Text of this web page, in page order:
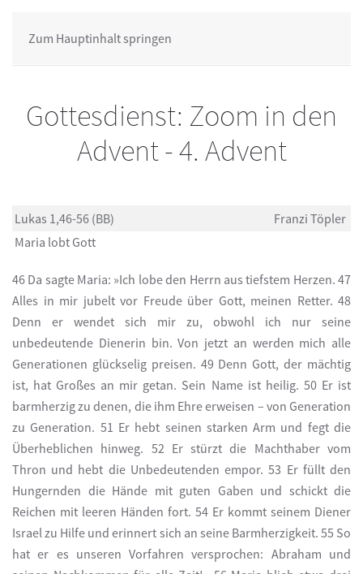
Zum Hauptinhalt springen
Gottesdienst: Zoom in den
Advent - 4. Advent
Lukas 1,46-56 (BB)
Franzi Töpler
Maria lobt Gott
46 Da sagte Maria: »Ich lobe den Herrn aus tiefstem Herzen. 47
Alles in mir jubelt vor Freude über Gott, meinen Retter. 48
Denn er wendet sich mir zu, obwohl ich nur seine
unbedeutende Dienerin bin. Von jetzt an werden mich alle
Generationen glückselig preisen. 49 Denn Gott, der mächtig
ist, hat Großes an mir getan. Sein Name ist heilig. 50 Er ist
barmherzig zu denen, die ihm Ehre erweisen – von Generation
zu Generation. 51 Er hebt seinen starken Arm und fegt die
Überheblichen hinweg. 52 Er stürzt die Machthaber vom
Thron und hebt die Unbedeutenden empor. 53 Er füllt den
Hungernden die Hände mit guten Gaben und schickt die
Reichen mit leeren Händen fort. 54 Er kommt seinem Diener
Israel zu Hilfe und erinnert sich an seine Barmherzigkeit. 55 So
hat er es unseren Vorfahren versprochen: Abraham und